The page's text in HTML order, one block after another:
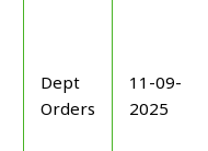
Dept
Orders
11-09-
2025